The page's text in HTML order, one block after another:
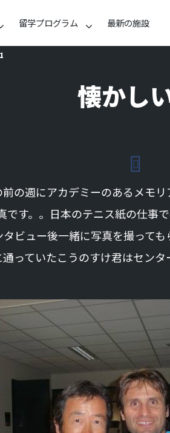
留学プログラム 最新の施設
懐かし
の週にアカデミーのあるメモ
です。。日本のテニス紙の仕事
ビュー後一緒に写真を撮っても
っていたこうのすけ君はセン